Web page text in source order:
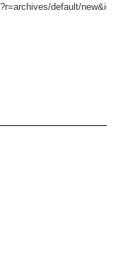
default/